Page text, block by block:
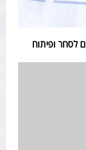
לסחר ופיתוח